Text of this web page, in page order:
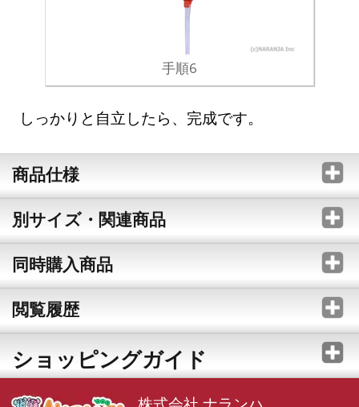
手順6
しっかりと自立したら、完成です。
商品仕様
別サイズ・関連商品
同時購入商品
閲覧履歴
ショッピングガイド